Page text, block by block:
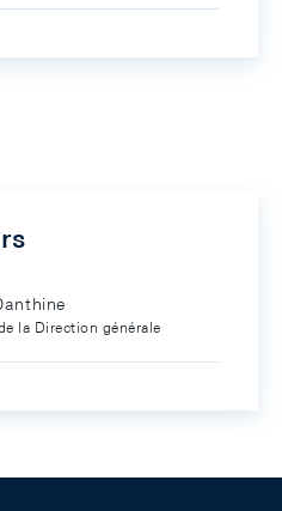
la Direction générale